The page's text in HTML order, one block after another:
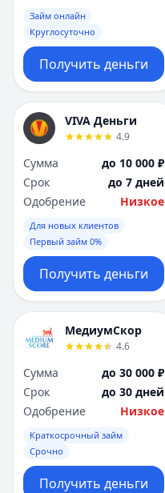
Займ онлайн
Круглосуточно
Получить деньги
VIVA Деньги
4.9
Сумма
до 10 000 ₽
Срок
до 7 дней
Одобрение
Низкое
Для новых клиентов
Первый займ 0%
Получить деньги
МедиумСкор
4.6
Сумма
до 30 000 ₽
Срок
до 30 дней
Одобрение
Низкое
Краткосрочный займ
Срочно
Получить деньги